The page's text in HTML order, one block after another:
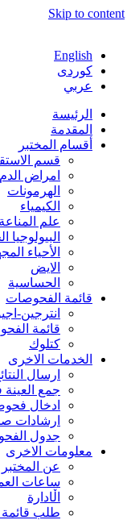
Skip to content
English
كوردی
عربي
الرئیسة
المقدمة
أقسام المختبر
‌‌‌قسم
امراض الدم
الهرمونات
الكیمیاء
علم المناعة
البيولوجيا
الأحياء
الایض
الحساسیة
قائمة الفحوصات
انترجين-
قائمة
كتلوك
الخدمات الاخری
ارسال
جمع العينة
ادخال
ارشادات
جدول
معلومات الاخری
عن المختبر
ساعات
اڵادارة
طلب